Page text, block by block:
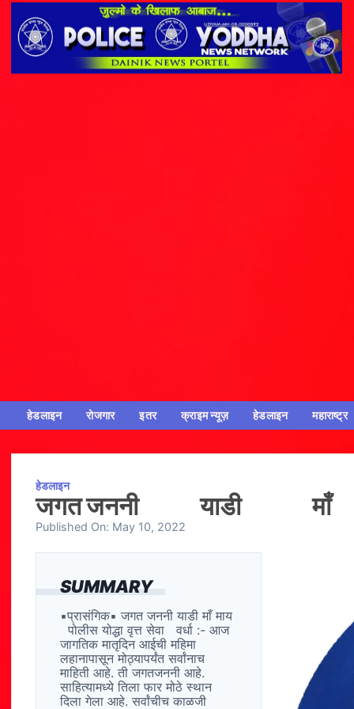
हेडलाइन रोजगार इतर क्राइम न्यूज़ हेडलाइन महाराष्ट्र
हेडलाइन
जगत जननी याडी
Published On: May 10, 2022
SUMMARY
▪प्रासंगिक▪ जगत जननी याडी माँ माय
पोलीस योद्धा वृत्त सेवा वर्धा :- आज
जागतिक मातृदिन आईची महिमा
लहानापासून मोठ्यापर्यंत सर्वांनाच
माहिती आहे. ती जगतजननी आहे.
साहित्यामध्ये तिला फार मोठे स्थान
दिला गेला आहे. सर्वांचीच काळजी